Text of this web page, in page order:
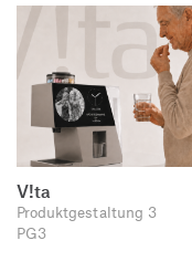
V!ta
Produktgestaltung 3
PG3